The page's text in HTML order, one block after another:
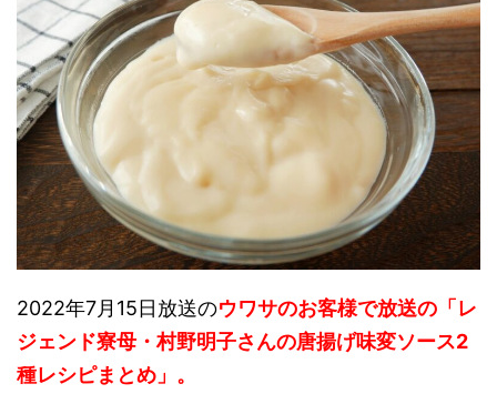
2022年7月15日放送のウワサのお客様で放送の「レ
ジェンド寮母・村野明子さんの唐揚げ味変ソース2
種レシピまとめ」。